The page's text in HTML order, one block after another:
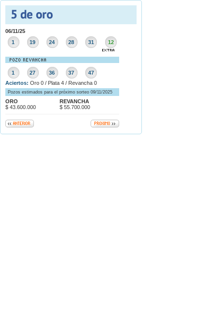
06/11/25
1
19 24 28 31 12
1 27 36 37
47
Aciertos: Oro 0 / Plata 4 / Revancha 0
Pozos estimados para el próximo sorteo 09/11/2025
ORO
$ 43.600.000
REVANCHA
$ 55.700.000